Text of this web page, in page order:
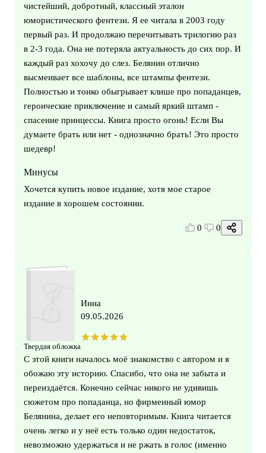
чистейший, добротный, классный эталон
юмористического фентези. Я ее читала в 2003 году
первый раз. И продолжаю перечитывать трилогию раз
в 2-3 года. Она не потеряла актуальность до сих пор. И
каждый раз хохочу до слез. Белянин отлично
высмеивает все шаблоны, все штампы фентези.
Полностью и тонко обыгрывает клише про попаданцев,
героические приключение и самый яркий штамп -
спасение принцессы. Книга просто огонь! Если Вы
думаете брать или нет - однозначно брать! Это просто
шедевр!
Минусы
Хочется купить новое издание, хотя мое старое
издание в хорошем состоянии.
0 0
Твердая обложка
Инна
09.05.2026
С этой книги началось моё знакомство с автором и я
обожаю эту историю. Спасибо, что она не забыта и
переиздаётся. Конечно сейчас никого не удивишь
сюжетом про попаданца, но фирменный юмор
Белянина, делает его неповторимым. Книга читается
очень легко и у неё есть только один недостаток,
невозможно удержаться и не ржать в голос (именно